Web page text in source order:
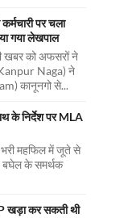
पर चला
गया लेखपाल
खबर को अफसरों ने
Naga) ने
कानूनगो से...
के निर्देश पर MLA
महफिल में जूते से
बघेल के समर्थक
खड़ा कर सकती थी